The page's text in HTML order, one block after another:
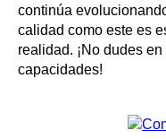
continúa
calidad como este es
realidad. ¡No dudes
capacidades!